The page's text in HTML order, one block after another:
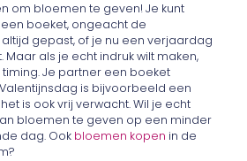
om bloemen te geven! Je kunt
boeket, ongeacht de
gepast, of je nu een verjaardag
Maar als je echt indruk wilt maken,
Je partner een boeket
is bijvoorbeeld een
is ook vrij verwacht. Wil je echt
bloemen te geven op een minder
dag. Ook bloemen kopen in de